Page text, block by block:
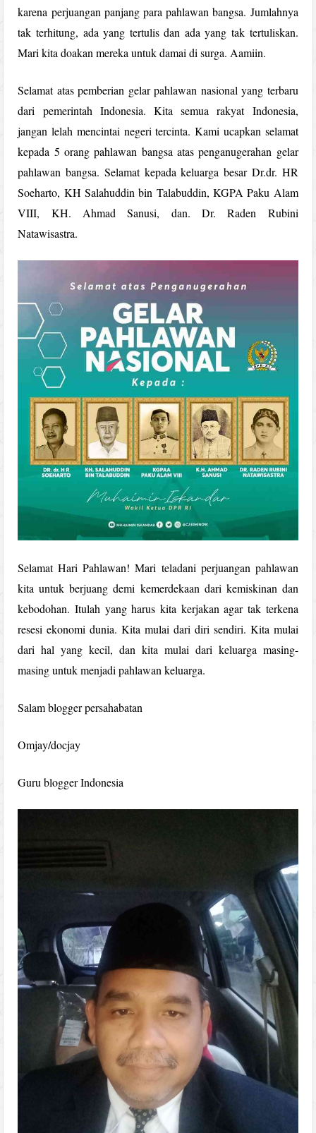
karena perjuangan panjang para pahlawan bangsa. Jumlahnya
tak terhitung, ada yang tertulis dan ada yang tak tertuliskan.
Mari kita doakan mereka untuk damai di surga. Aamiin.
Selamat atas pemberian gelar pahlawan nasional yang terbaru
dari pemerintah Indonesia. Kita semua rakyat Indonesia,
jangan lelah mencintai negeri tercinta. Kami ucapkan selamat
kepada 5 orang pahlawan bangsa atas penganugerahan gelar
pahlawan bangsa. Selamat kepada keluarga besar Dr.dr. HR
Soeharto, KH Salahuddin bin Talabuddin, KGPA Paku Alam
VIII, KH. Ahmad Sanusi, dan. Dr. Raden Rubini
Natawisastra.
Selamat Hari Pahlawan! Mari teladani perjuangan pahlawan
kita untuk berjuang demi kemerdekaan dari kemiskinan dan
kebodohan. Itulah yang harus kita kerjakan agar tak terkena
resesi ekonomi dunia. Kita mulai dari diri sendiri. Kita mulai
dari hal yang kecil, dan kita mulai dari keluarga masing-
masing untuk menjadi pahlawan keluarga.
Salam blogger persahabatan
Omjay/docjay
Guru blogger Indonesia